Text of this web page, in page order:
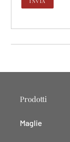
Prodotti
Maglie